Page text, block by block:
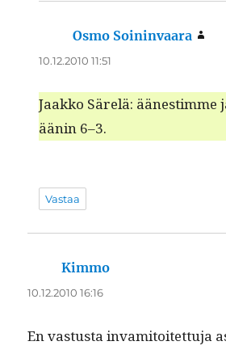
Osmo Soininvaara
10.12.2010 11:51
Jaakko Särelä: äänes­timme
äänin 6–3.
Vastaa
Kimmo
10.12.2010 16:16
En vas­tus­ta invami­toitet­tu­ja